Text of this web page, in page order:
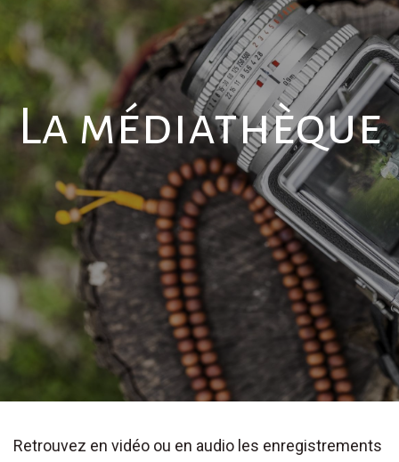
La médiathèque
Retrouvez en vidéo ou en audio les enregistrements